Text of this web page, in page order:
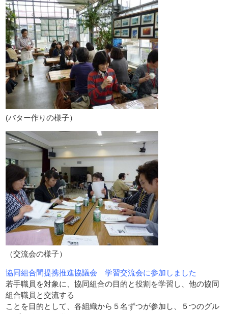
(バター作りの様子）
（交流会の様子）
協同組合間提携推進協議会 学習交流会に参加しました
若手職員を対象に、協同組合の目的と役割を学習し、他の協同
組合職員と交流する
ことを目的として、各組織から５名ずつが参加し、５つのグル